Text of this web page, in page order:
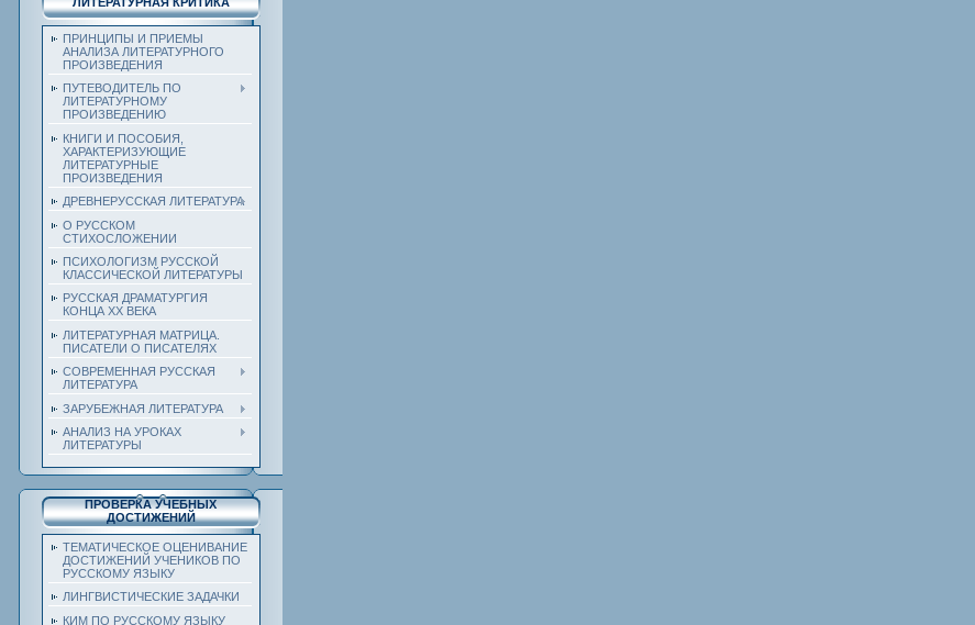
ПРИНЦИПЫ И ПРИЕМЫ
АНАЛИЗА ЛИТЕРАТУРНОГО
ПРОИЗВЕДЕНИЯ
ПУТЕВОДИТЕЛЬ ПО
ЛИТЕРАТУРНОМУ
ПРОИЗВЕДЕНИЮ
КНИГИ И ПОСОБИЯ,
ХАРАКТЕРИЗУЮЩИЕ
ЛИТЕРАТУРНЫЕ
ПРОИЗВЕДЕНИЯ
ДРЕВНЕРУССКАЯ ЛИТЕРАТУРА
О РУССКОМ
СТИХОСЛОЖЕНИИ
ПСИХОЛОГИЗМ РУССКОЙ
КЛАССИЧЕСКОЙ ЛИТЕРАТУРЫ
РУССКАЯ ДРАМАТУРГИЯ
КОНЦА ХХ ВЕКА
ЛИТЕРАТУРНАЯ МАТРИЦА.
ПИСАТЕЛИ О ПИСАТЕЛЯХ
СОВРЕМЕННАЯ РУССКАЯ
ЛИТЕРАТУРА
ЗАРУБЕЖНАЯ ЛИТЕРАТУРА
АНАЛИЗ НА УРОКАХ
ЛИТЕРАТУРЫ
ПРОВЕРКА УЧЕБНЫХ
ДОСТИЖЕНИЙ
ТЕМАТИЧЕСКОЕ ОЦЕНИВАНИЕ
ДОСТИЖЕНИЙ УЧЕНИКОВ ПО
РУССКОМУ ЯЗЫКУ
ЛИНГВИСТИЧЕСКИЕ ЗАДАЧКИ
КИМ ПО РУССКОМУ ЯЗЫКУ